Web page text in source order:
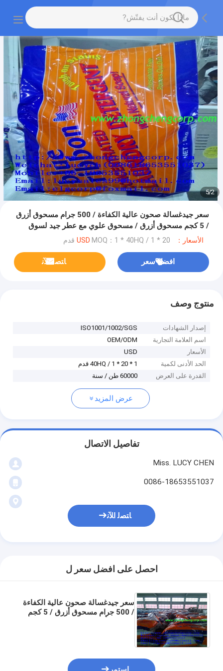
2
/
5
سعر جيدغسالة صحون عالية الكفاءة / 500 جرام مسحوق أزرق
/ 5 كجم مسحوق أزرق / مسحوق علوي مع عطر جيد لسوق
فيتنام
الأسعار：USD MOQ：1 * 40HQ / 1 * 20 قدم
افضل سعر ﺎﺘﺼﻟ ﺍﻶﻧ
منتوج وصف
إصدار الشهادات
ISO1001/1002/SGS
اسم العلامة التجارية
OEM/ODM
الأسعار
USD
الحد الأدنى لكمية
1 * 40HQ / 1 * 20 قدم
القدرة على العرض
60000 طن / سنة
عرض المزيد
تفاصيل الاتصال
Miss. LUCY CHEN
0086-18653551037
ﺎﺘﺼﻟ ﺍﻶﻧ
احصل على افضل سعر ل
سعر جيدغسالة صحون عالية الكفاءة
/ 500 جرام مسحوق أزرق / 5 كجم